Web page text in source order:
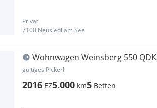
Privat
7100 Neusiedl am See
Wohnwagen Weinsberg 550 QDK
gültiges Pickerl
2016 EZ5.000 km5 Betten